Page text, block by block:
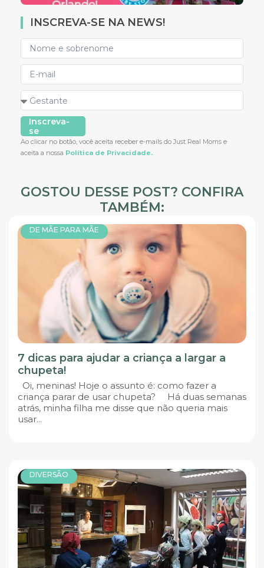
INSCREVA-SE NA NEWS!
Inscreva-
se
Ao clicar no botão, você aceita receber e-mails do Just Real Moms e
aceita a nossa Política de Privacidade.
GOSTOU DESSE POST? CONFIRA
TAMBÉM:
DE MÃE PARA MÃE
7 dicas para ajudar a criança a largar a
chupeta!
Oi, meninas! Hoje o assunto é: como fazer a
criança parar de usar chupeta? Há duas semanas
atrás, minha filha me disse que não queria mais
usar...
DIVERSÃO